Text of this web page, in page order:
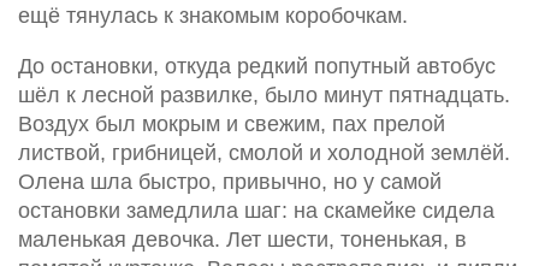
ещё тянулась к знакомым коробочкам.
До остановки, откуда редкий попутный автобус
шёл к лесной развилке, было минут пятнадцать.
Воздух был мокрым и свежим, пах прелой
листвой, грибницей, смолой и холодной землёй.
Олена шла быстро, привычно, но у самой
остановки замедлила шаг: на скамейке сидела
маленькая девочка. Лет шести, тоненькая, в